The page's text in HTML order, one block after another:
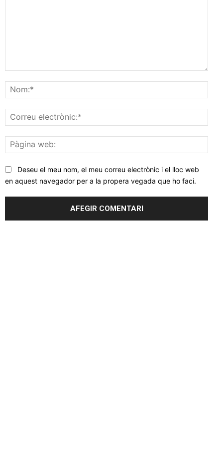
web:
Deseu el meu nom, el meu correu electrònic i el lloc web
en aquest navegador per a la propera vegada que ho faci.